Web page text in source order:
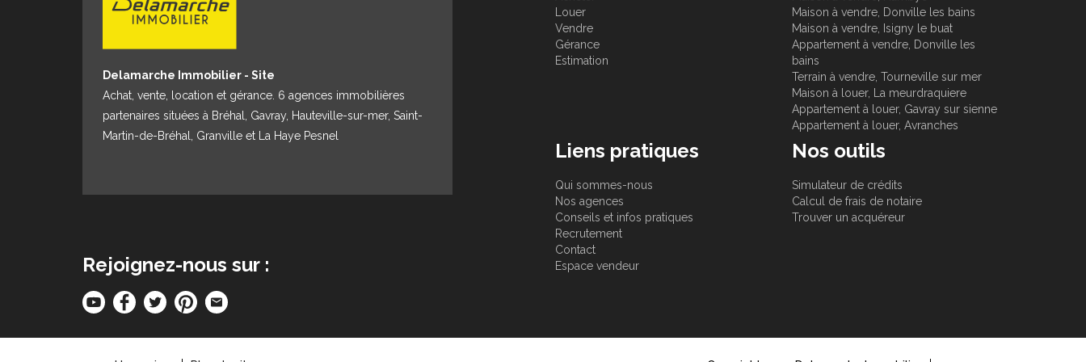
Delamarche Immobilier - Site
Achat, vente, location et gérance. 6 agences immobilières
partenaires situées à Bréhal, Gavray, Hauteville-sur-mer, Saint-
Martin-de-Bréhal, Granville et La Haye Pesnel
Rejoignez-nous sur :
Louer
Vendre
Gérance
Estimation
Maison à vendre, Donville les bains
Maison à vendre, Isigny le buat
Appartement à vendre, Donville les
bains
Terrain à vendre, Tourneville sur mer
Maison à louer, La meurdraquiere
Appartement à louer, Gavray sur sienne
Appartement à louer, Avranches
Liens pratiques
Qui sommes-nous
Nos agences
Conseils et infos pratiques
Recrutement
Contact
Espace vendeur
Nos outils
Simulateur de crédits
Calcul de frais de notaire
Trouver un acquéreur